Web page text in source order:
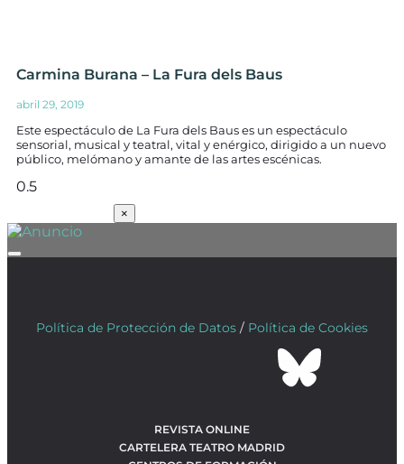
Carmina Burana – La Fura dels Baus
abril 29, 2019
Este espectáculo de La Fura dels Baus es un espectáculo
sensorial, musical y teatral, vital y enérgico, dirigido a un nuevo
público, melómano y amante de las artes escénicas.
×
Política de Protección de Datos / Política de Cookies
REVISTA ONLINE
CARTELERA TEATRO MADRID